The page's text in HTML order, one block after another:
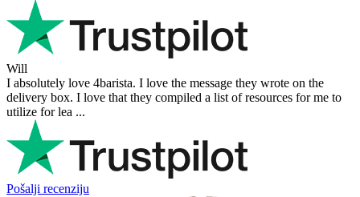
Will
I absolutely love 4barista. I love the message they wrote on the
delivery box. I love that they compiled a list of resources for me to
utilize for lea ...
Pošalji recenziju